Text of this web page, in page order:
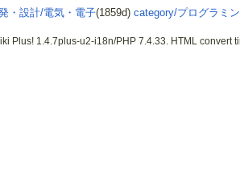
・設計/電気・電子(1859d) category/プログラミ
Plus! 1.4.7plus-u2-i18n/PHP 7.4.33. HTML convert